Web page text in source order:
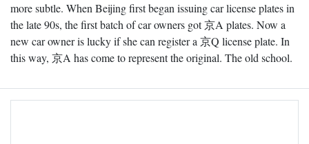
more subtle. When Beijing first began issuing car license plates in
the late 90s, the first batch of car owners got 京A plates. Now a
new car owner is lucky if she can register a 京Q license plate. In
this way, 京A has come to represent the original. The old school.